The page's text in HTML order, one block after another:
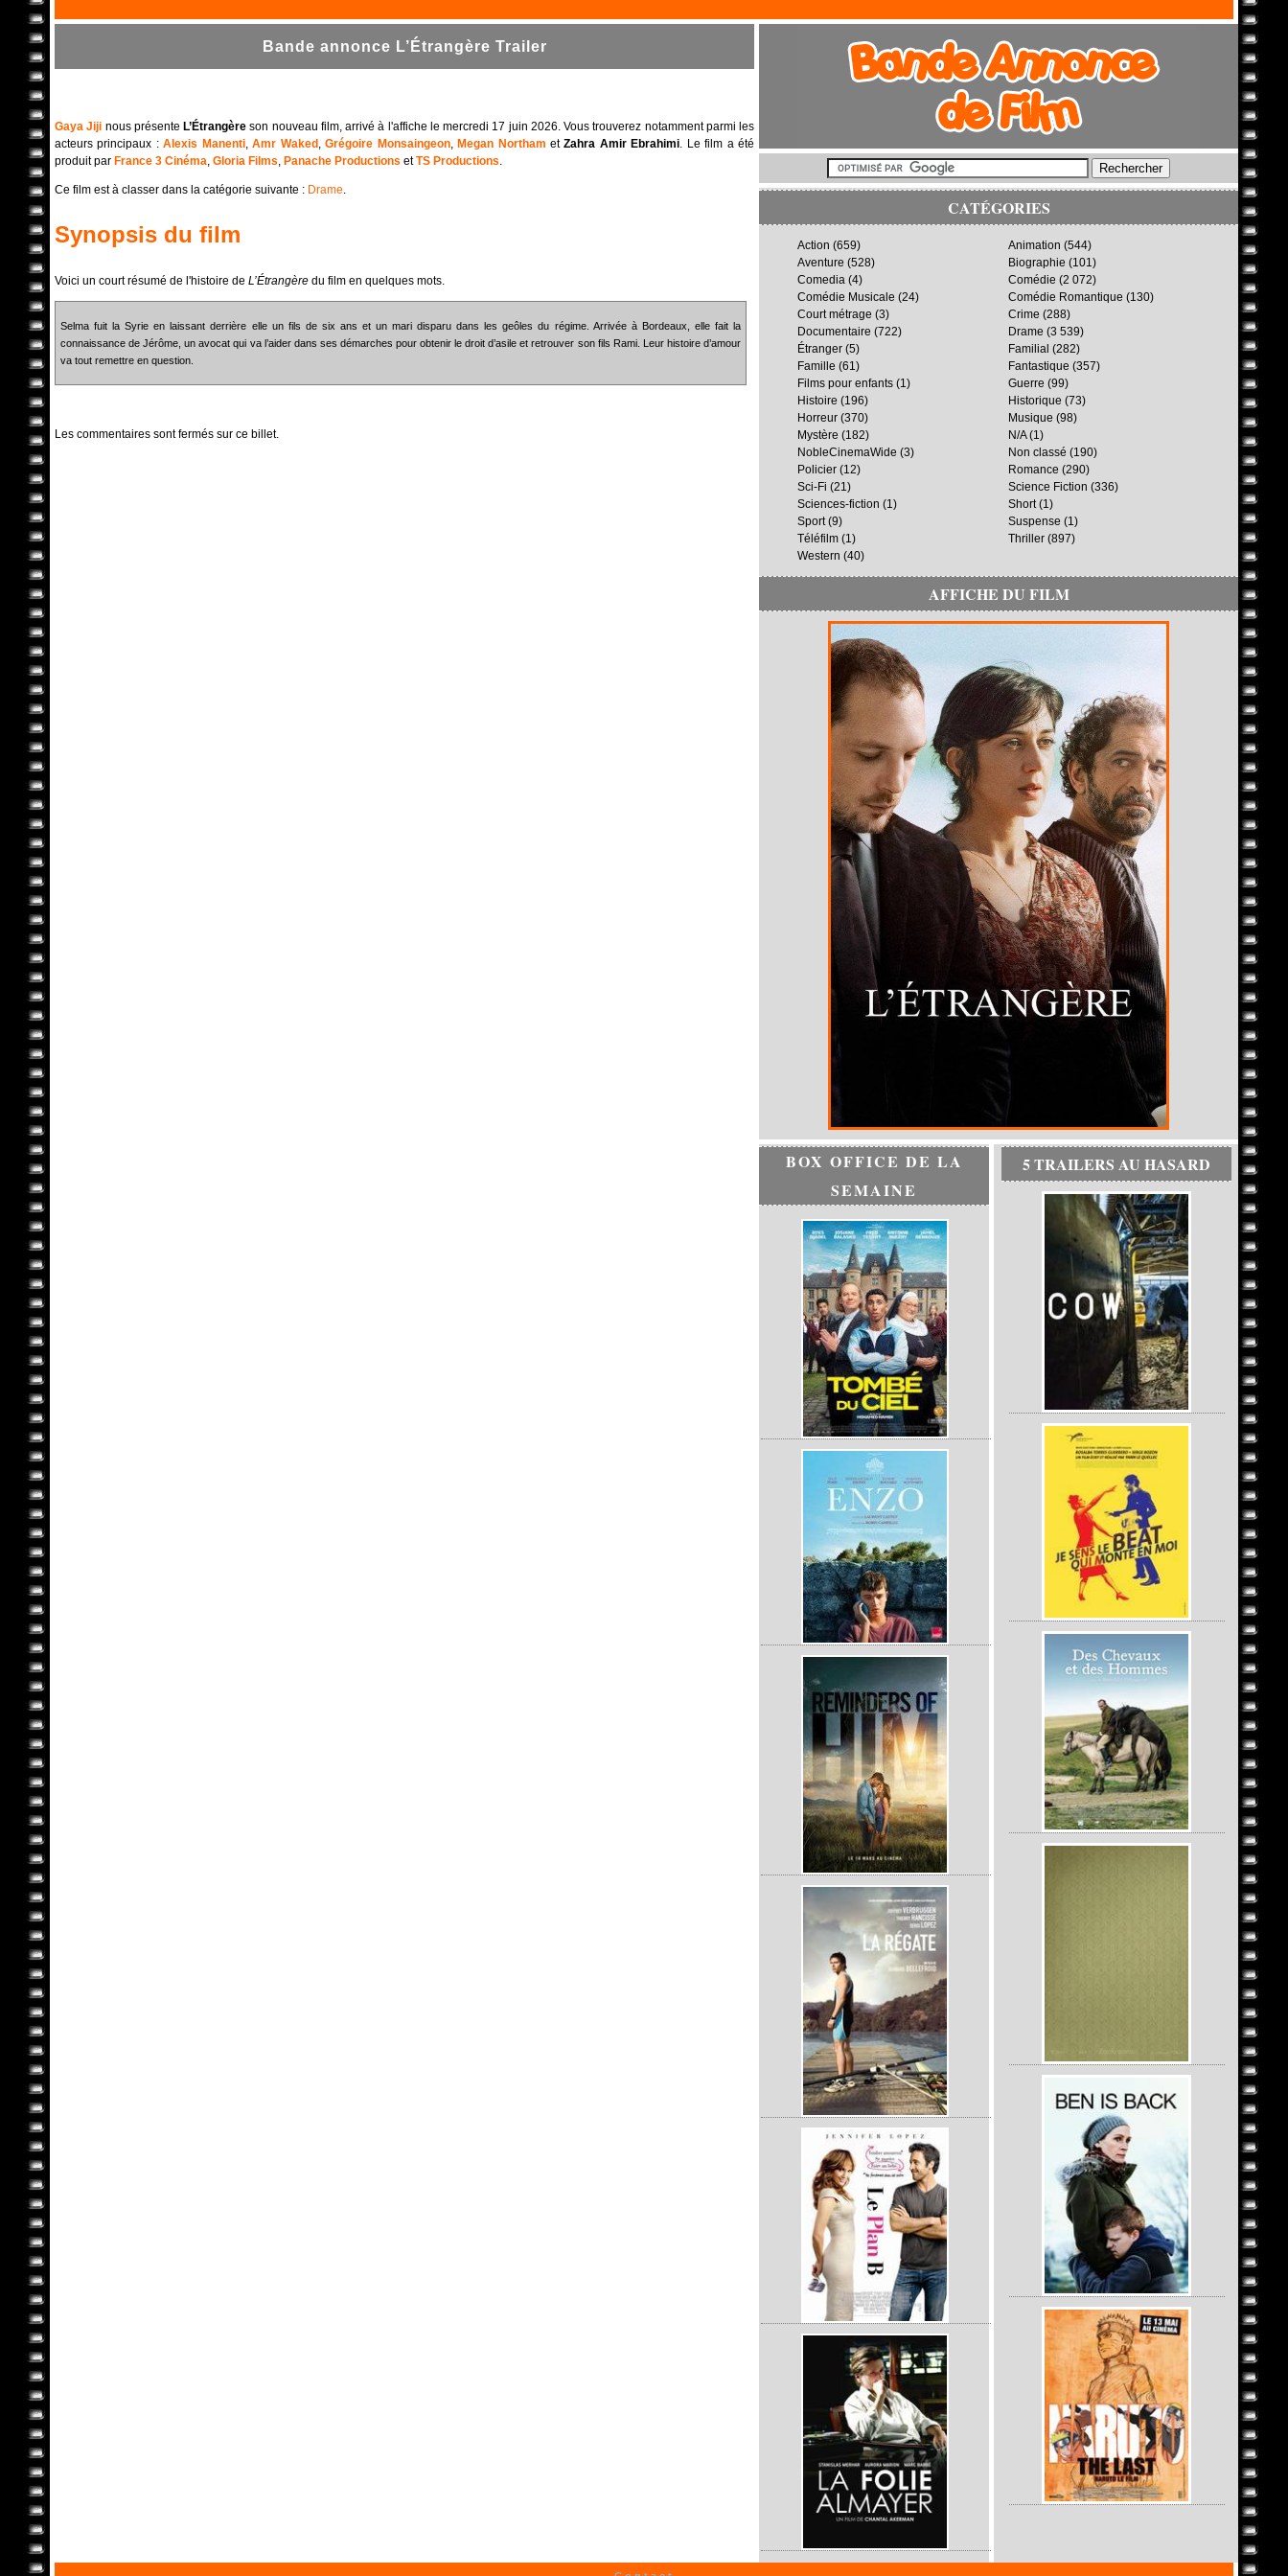
Bande annonce L’Étrangère Trailer
Gaya Jiji nous présente L’Étrangère son nouveau film, arrivé à l'affiche le mercredi 17 juin 2026. Vous trouverez notamment parmi les
acteurs principaux :Alexis Manenti,Amr Waked ,Grégoire Monsaingeon, Megan Northam etZahra Amir Ebrahimi. Le film a été
produit par France 3 Cinéma, Gloria Films, Panache Productions etTS Productions.
Ce film est à classer dans la catégorie suivante : Drame.
Synopsis du film
Voici un court résumé de l'histoire de L’Étrangère du film en quelques mots.
Selma fuit la Syrie en laissant derrière elle un fils de six ans et un mari disparu dans les geôles du régime. Arrivée à Bordeaux, elle fait la
connaissance de Jérôme, un avocat qui va l’aider dans ses démarches pour obtenir le droit d’asile et retrouver son fils Rami. Leur histoire d’amour
va tout remettre en question.
Les commentaires sont fermés sur ce billet.
CATÉGORIES
Action (659) Animation (544)
Aventure (528) Biographie (101)
Comedia (4) Comédie (2 072)
Comédie Musicale (24) Comédie Romantique (130)
Court métrage (3) Crime (288)
Documentaire (722) Drame (3 539)
Étranger (5) Familial (282)
Famille (61) Fantastique (357)
Films pour enfants (1) Guerre (99)
Histoire (196) Historique (73)
Horreur (370) Musique (98)
Mystère (182) N/A(1)
NobleCinemaWide (3) Non classé (190)
Policier (12) Romance (290)
Sci-Fi (21) Science Fiction (336)
Sciences-fiction (1) Short(1)
Sport(9) Suspense (1)
Téléfilm (1) Thriller (897)
Western (40)
AFFICHE DU FILM
BOX OFFICE DE LA
SEMAINE
5 TRAILERS AU HASARD